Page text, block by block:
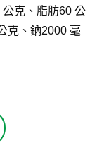
克、脂肪60 公
克、鈉2000 毫